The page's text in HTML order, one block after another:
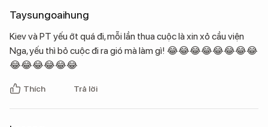
Taysungoaihung
Kiev và PT yếu ớt quá đi, mỗi lần thua cuộc là xin xỏ cầu viện
Nga, yếu thì bỏ cuộc đi ra gió mà làm gì! 😂😂😂😂😂😂😂😂
😂😂😂😂😂😂
Thích Trả lời